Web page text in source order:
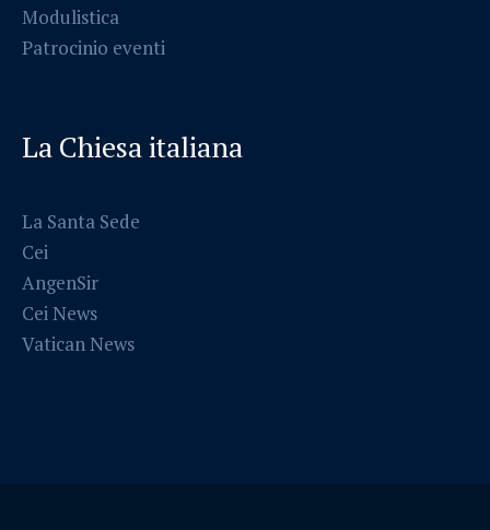
Modulistica
Patrocinio eventi
La Chiesa italiana
La Santa Sede
Cei
AngenSir
Cei News
Vatican News